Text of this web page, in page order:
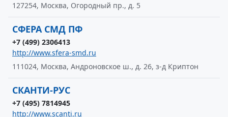
127254, Москва, Огородный пр., д. 5
СФЕРА СМД ПФ
+7 (499) 2306413
http://www.sfera-smd.ru
111024, Москва, Андроновское ш., д. 26, з-д Криптон
СКАНТИ-РУС
+7 (495) 7814945
http://www.scanti.ru